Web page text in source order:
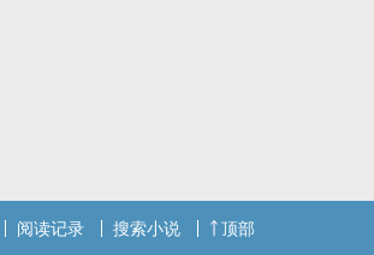
阅读记录 搜索小说 顶部